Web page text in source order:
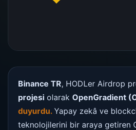
Binance TR, HODLer Airdrop
projesi olarak OpenGradient
duyurdu. Yapay zekâ ve
teknolojilerini bir araya getiren